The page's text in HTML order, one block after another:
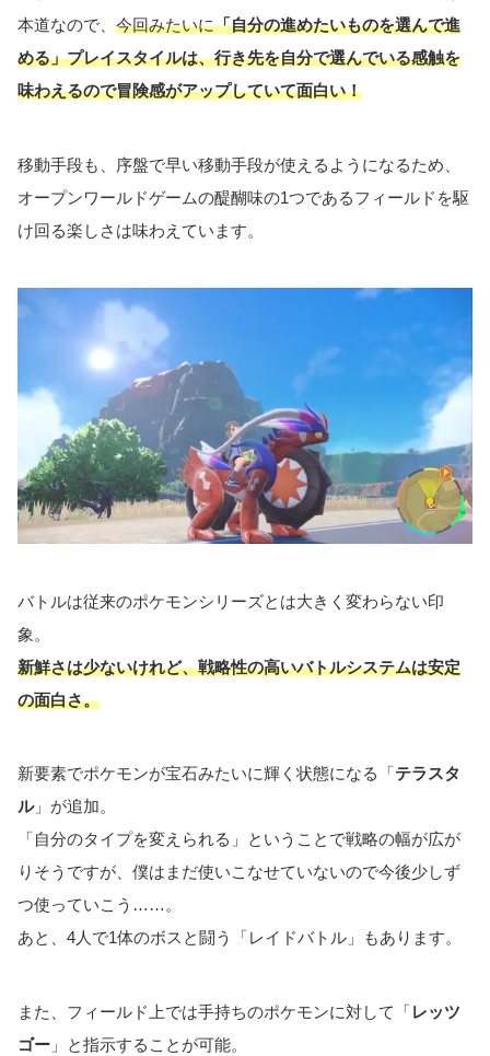
本道なので、 今回みたいに「自分の進めたいものを選んで進
める」プレイスタイルは、行き先を自分で選んでいる感触を
味わえるので冒険感がアップしていて面白い！
移動手段も、序盤で早い移動手段が使えるようになるため、
オープンワールドゲームの醍醐味の1つであるフィールドを駆
け回る楽しさは味わえています。
バトルは従来のポケモンシリーズとは大きく変わらない印
象。
新鮮さは少ないけれど、戦略性の高いバトルシステムは安定
の面白さ。
新要素でポケモンが宝石みたいに輝く状態になる「テラスタ
ル」が追加。
「自分のタイプを変えられる」ということで戦略の幅が広が
りそうですが、僕はまだ使いこなせていないので今後少しず
つ使っていこう……。
あと、4人で1体のボスと闘う「レイドバトル」もあります。
また、フィールド上では手持ちのポケモンに対して「レッツ
ゴー 」と指示することが可能。